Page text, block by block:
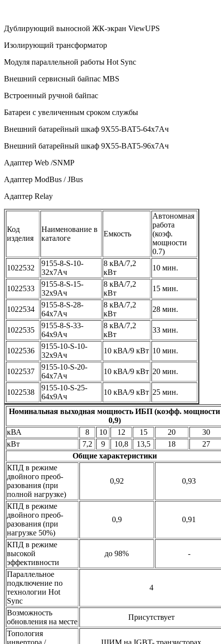
Дублирующий выносной ЖК-экран ViewUPS
Изолирующий трансформатор
Модуля параллельной работы Hot Sync
Внешний сервисный байпас MBS
Встроенный ручной байпас
Батареи с увеличенным сроком службы
Внешний батарейный шкаф 9X55-BAT5-64x7Ач
Внешний батарейный шкаф 9X55-BAT5-96x7Ач
Адаптер Web /SNMP
Адаптер ModBus / JBus
Адаптер Relay
Код
изделия
Наименование в
каталоге
Емкость
Автономная
работа
(коэф.
мощности
0.7)
1022532
9155-8-S-10-
32x7Ач
8 кВА/7,2
кВт
10 мин.
1022533
9155-8-S-15-
32x9Ач
8 кВА/7,2
кВт
15 мин.
1022534
9155-8-S-28-
64x7Ач
8 кВА/7,2
кВт
28 мин.
1022535
9155-8-S-33-
64x9Ач
8 кВА/7,2
кВт
33 мин.
1022536
9155-10-S-10-
32x9Ач
10 кВА/9 кВт 10 мин.
1022537
9155-10-S-20-
64x7Ач
10 кВА/9 кВт 20 мин.
1022538
9155-10-S-25-
64x9Ач
10 кВА/9 кВт 25 мин.
Номинальная выходная мощность ИБП (коэфф. мощности
0,9)
кВА
8 10 12 15 20
30
кВт
7,2 9 10,8 13,5 18
27
Общие характеристики
КПД в режиме
двойного преоб-
разования (при
полной нагрузке)
0,92 0,93
КПД в режиме
двойного преоб-
разования (при
нагрузке 50%)
0,9 0,91
КПД в режиме
высокой
эффективности
до 98% -
Параллельное
подключение по
технологии Hot
Sync
4
Возможность
обновления на месте
Присутствует
Топология
инвертора /
ШИМ на IGBT- транзисторах